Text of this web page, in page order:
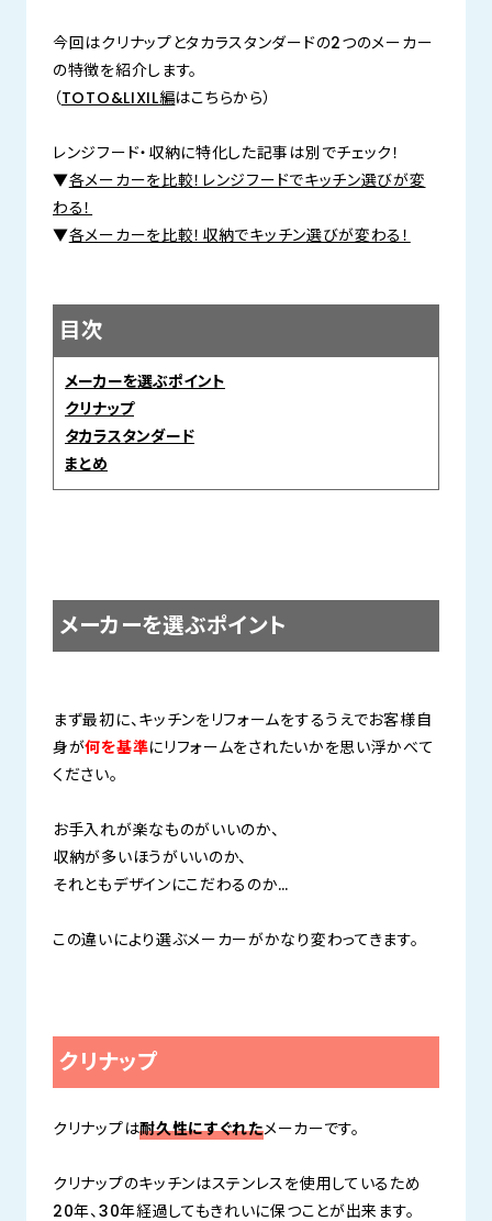
今回はクリナップとタカラスタンダードの2つのメーカー
の特徴を紹介します。
（TOTO&LIXIL編はこちらから）
レンジフード・収納に特化した記事は別でチェック！
▼各メーカーを比較！レンジフードでキッチン選びが変
わる！
▼各メーカーを比較！収納でキッチン選びが変わる！
目次
メーカーを選ぶポイント
クリナップ
タカラスタンダード
まとめ
メーカーを選ぶポイント
まず最初に、キッチンをリフォームをするうえでお客様自
身が何を基準にリフォームをされたいかを思い浮かべて
ください。
お手入れが楽なものがいいのか、
収納が多いほうがいいのか、
それともデザインにこだわるのか…
この違いにより選ぶメーカーがかなり変わってきます。
クリナップ
クリナップは耐久性にすぐれたメーカーです。
クリナップのキッチンはステンレスを使用しているため
20年、30年経過してもきれいに保つことが出来ます。